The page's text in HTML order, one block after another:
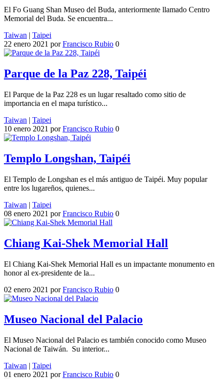
El Fo Guang Shan Museo del Buda, anteriormente llamado Centro
Memorial del Buda. Se encuentra...
Taiwan | Taipei
22 enero 2021 porFrancisco Rubio 0
Parque de la Paz 228, Taipéi
El Parque de la Paz 228 es un lugar resaltado como sitio de
importancia en el mapa turístico...
Taiwan | Taipei
10 enero 2021 porFrancisco Rubio 0
Templo Longshan, Taipéi
El Templo de Longshan es el más antiguo de Taipéi. Muy popular
entre los lugareños, quienes...
Taiwan | Taipei
08 enero 2021 porFrancisco Rubio 0
Chiang Kai-Shek Memorial Hall
El Chiang Kai-Shek Memorial Hall es un impactante monumento en
honor al ex-presidente de la...
02 enero 2021 porFrancisco Rubio 0
Museo Nacional del Palacio
El Museo Nacional del Palacio es también conocido como Museo
Nacional de Taiwán. Su interior...
Taiwan | Taipei
01 enero 2021 porFrancisco Rubio 0